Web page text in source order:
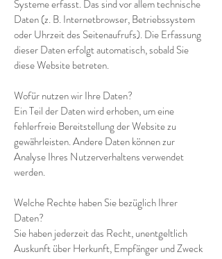
Systeme erfasst. Das sind vor allem technische
Daten (z. B. Internetbrowser, Betriebssystem
oder Uhrzeit des Seitenaufrufs). Die Erfassung
dieser Daten erfolgt automatisch, sobald Sie
diese Website betreten.
Wofür nutzen wir Ihre Daten?
Ein Teil der Daten wird erhoben, um eine
fehlerfreie Bereitstellung der Website zu
gewährleisten. Andere Daten können zur
Analyse Ihres Nutzerverhaltens verwendet
werden.
Welche Rechte haben Sie bezüglich Ihrer
Daten?
Sie haben jederzeit das Recht, unentgeltlich
Auskunft über Herkunft, Empfänger und Zweck